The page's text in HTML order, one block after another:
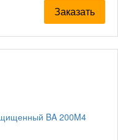
Заказать